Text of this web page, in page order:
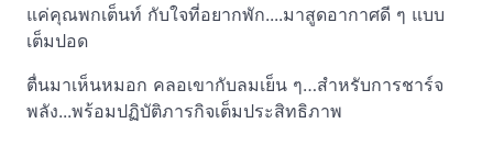
แค่คุณพกเต็นท์ กับใจที่อยากพัก....มาสูดอากาศดี ๆ แบบ
เต็มปอด
ตื่นมาเห็นหมอก คลอเขากับลมเย็น ๆ…สำหรับการชาร์จ
พลัง...พร้อมปฏิบัติภารกิจเต็มประสิทธิภาพ